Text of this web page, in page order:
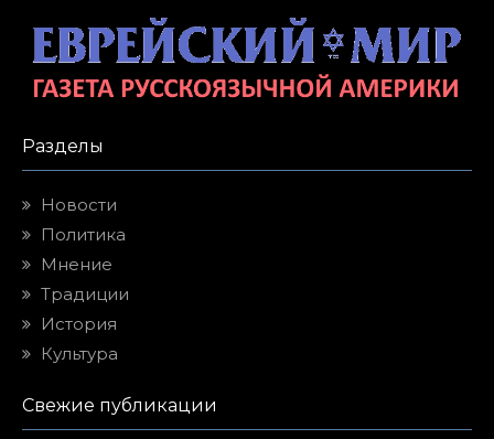
Разделы
Новости
Политика
Мнение
Традиции
История
Культура
Свежие публикации